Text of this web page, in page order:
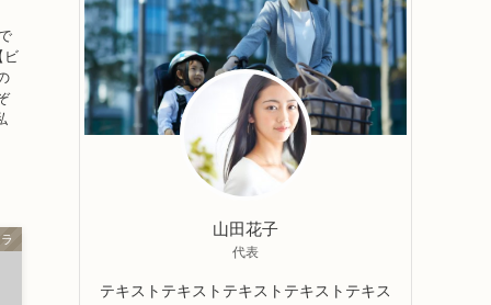
ビ
山田花子
代表
テキストテキストテキストテキストテキス